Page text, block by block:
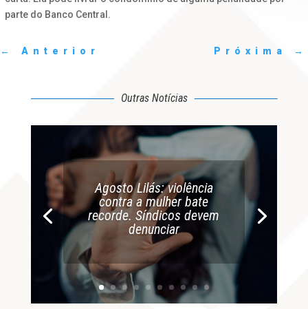
parte do Banco Central.
← Anterior Próxima →
Outras Notícias
Agosto Lilás: violência
contra a mulher bate
recorde. Síndicos devem
denunciar